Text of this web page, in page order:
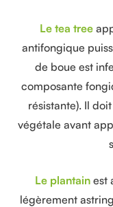
Le tea tree
antifongique
de boue est
composante
résistante). Il
végétale avant
Le plantainest
légèrement